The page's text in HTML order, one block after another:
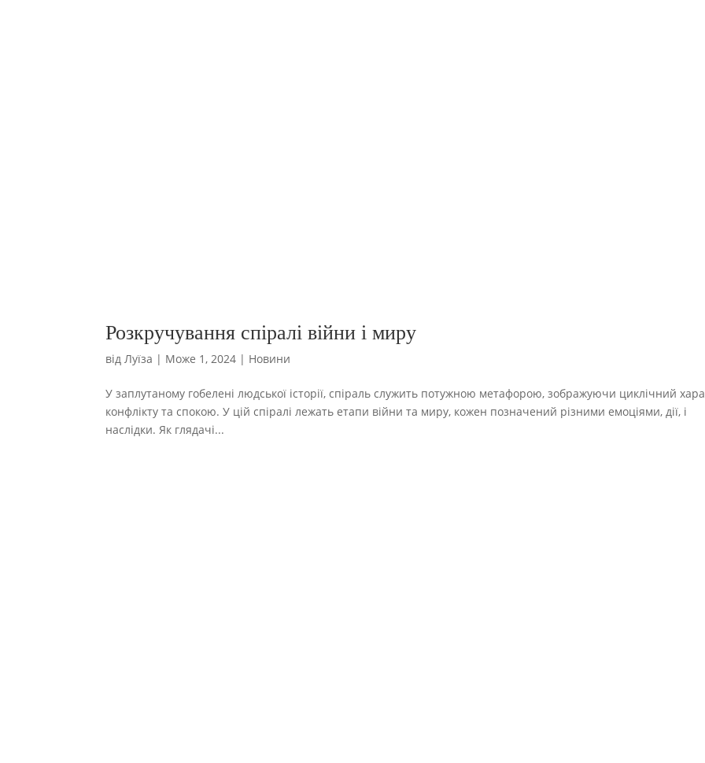
Розкручування спіралі війни і миру
відЛуїза | Може 1, 2024 | Новини
У заплутаному гобелені людської історії, спіраль служить потужною метафорою, зображуючи циклічний
конфлікту та спокою. У цій спіралі лежать етапи війни та миру, кожен позначений різними емоціями, дії, і
наслідки. Як глядачі...